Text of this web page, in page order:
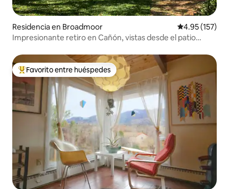
Residencia en Broadmoor Calificación
4.95 (157)
Impresionante retiro en Cañón, vistas desde el patio
De los mejores en Favorito entre huéspedes
Favorito entre huéspedes